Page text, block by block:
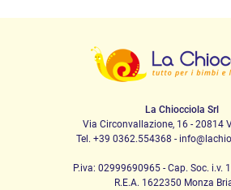
La Chiocciola Srl
Via Circonvallazione, 16 - 20814
Tel. +39 0362.554368 -
P.iva: 02999690965 - Cap. Soc. i.v.
R.E.A. 1622350 Monza